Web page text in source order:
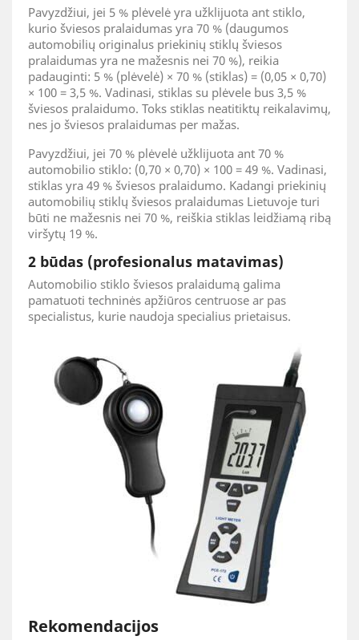
Pavyzdžiui, jei 5 % plėvelė yra užklijuota ant stiklo,
kurio šviesos pralaidumas yra 70 % (daugumos
automobilių originalus priekinių stiklų šviesos
pralaidumas yra ne mažesnis nei 70 %), reikia
padauginti: 5 % (plėvelė) × 70 % (stiklas) = (0,05 × 0,70)
× 100 = 3,5 %. Vadinasi, stiklas su plėvele bus 3,5 %
šviesos pralaidumo. Toks stiklas neatitiktų reikalavimų,
nes jo šviesos pralaidumas per mažas.
Pavyzdžiui, jei 70 % plėvelė užklijuota ant 70 %
automobilio stiklo: (0,70 × 0,70) × 100 = 49 %. Vadinasi,
stiklas yra 49 % šviesos pralaidumo. Kadangi priekinių
automobilių stiklų šviesos pralaidumas Lietuvoje turi
būti ne mažesnis nei 70 %, reiškia stiklas leidžiamą ribą
viršytų 19 %.
2 būdas (profesionalus matavimas)
Automobilio stiklo šviesos pralaidumą galima
pamatuoti techninės apžiūros centruose ar pas
specialistus, kurie naudoja specialius prietaisus.
Rekomendacijos